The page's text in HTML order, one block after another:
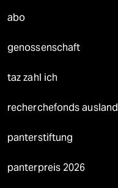
abo
genossenschaft
taz zahl ich
recherchefonds ausland
panterstiftung
panterpreis 2026